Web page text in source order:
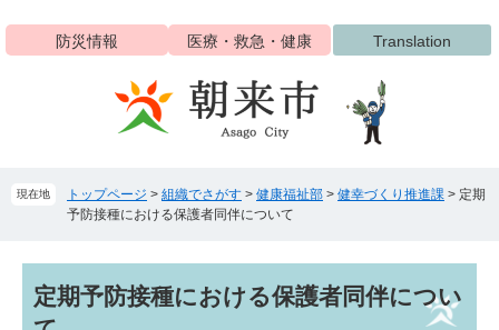
ジ
ュ
防災情報 医療・救急・健康 Translation
現在地 トップページ > 組織でさがす > 健康福祉部 > 健幸づくり推進課 > 定期
予防接種における保護者同伴について
文定期予防接種における保護者同伴につい